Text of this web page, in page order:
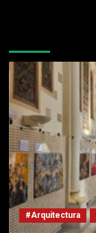
#Arquitectura